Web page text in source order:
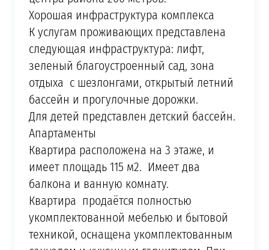
Хорошая инфраструктура комплекса
К услугам проживающих представлена
следующая инфраструктура: лифт,
зеленый благоустроенный сад, зона
отдыха с шезлонгами, открытый летний
бассейн и прогулочные дорожки.
Для детей представлен детский бассейн.
Апартаменты
Квартира расположена на 3 этаже, и
имеет площадь 115 м2. Имеет два
балкона и ванную комнату.
Квартира продаётся полностью
укомплектованной мебелью и бытовой
техникой, оснащена укомплектованным